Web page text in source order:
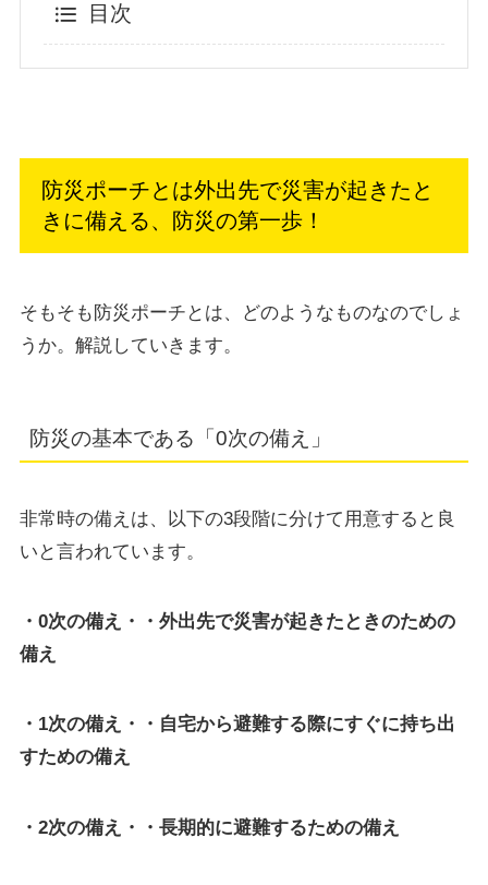
目次
防災ポーチとは外出先で災害が起きたと
きに備える、防災の第一歩！
そもそも防災ポーチとは、どのようなものなのでしょ
うか。解説していきます。
防災の基本である「0次の備え」
非常時の備えは、以下の3段階に分けて用意すると良
いと言われています。
・0次の備え・・外出先で災害が起きたときのための
備え
・1次の備え・・自宅から避難する際にすぐに持ち出
すための備え
・2次の備え・・長期的に避難するための備え